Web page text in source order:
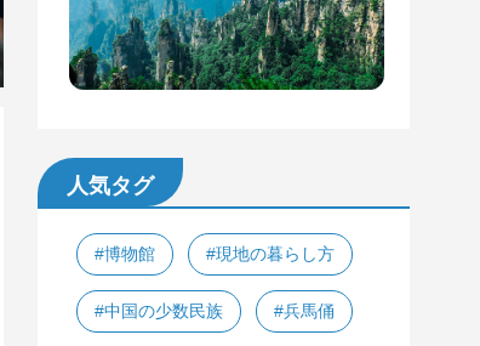
人気タグ
#博物館 #現地の暮らし方
#中国の少数民族 #兵馬俑